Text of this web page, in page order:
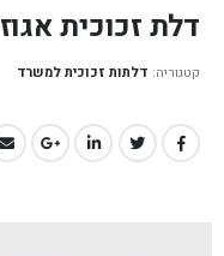
דלת זכוכית אגוז
קטגוריה: דלתות זכוכית למשרד